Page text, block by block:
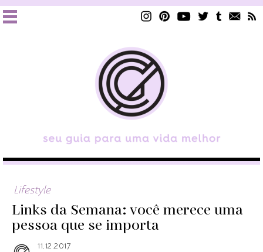
Lifestyle
Links da Semana: você merece uma
pessoa que se importa
11.12.2017